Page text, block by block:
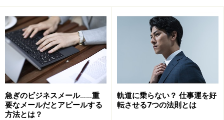
コンペでのプレゼンに勝利して不動産契約にようやくた
どり着いた。
「本当にラッキーだと思うし、いまでもよく有限（会
社）でとれたね？と不思議がられます。」
※記事内容は執筆時点のものです。最新の内容をご確認くださ
い。
急ぎのビジネスメール……重
要なメールだとアピールする
方法とは？
軌道に乗らない？ 仕事運を好
転させる7つの法則とは